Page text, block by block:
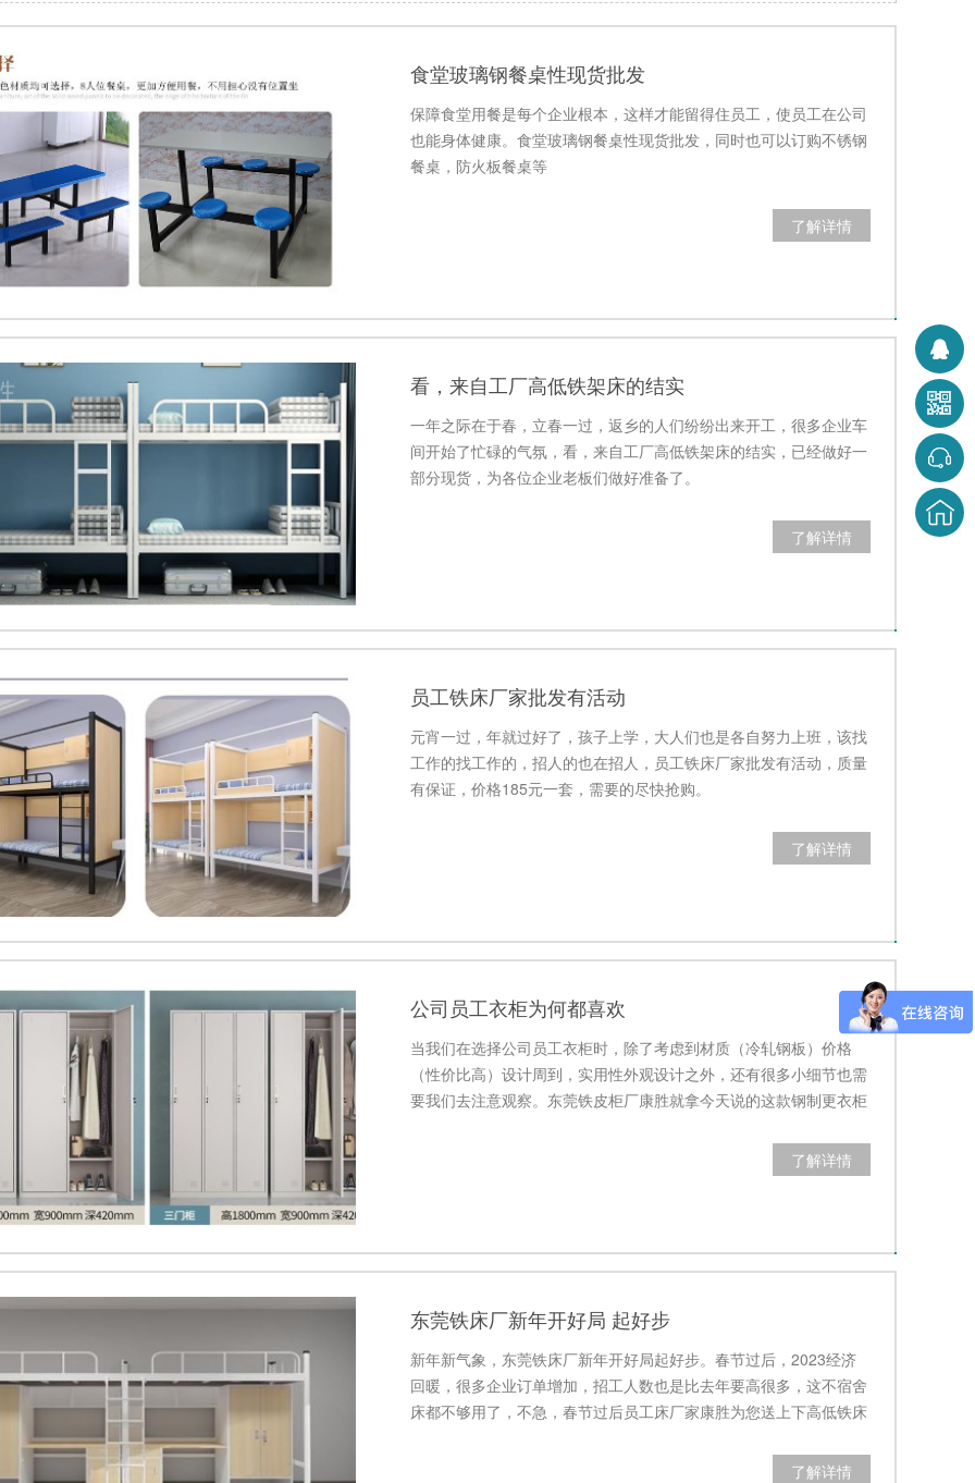
食堂玻璃钢餐桌性现货批发
保障食堂用餐是每个企业根本，这样才能留得住员工，使员工在公司
也能身体健康。食堂玻璃钢餐桌性现货批发，同时也可以订购不锈钢
餐桌，防火板餐桌等
了解详情
看，来自工厂高低铁架床的结实
一年之际在于春，立春一过，返乡的人们纷纷出来开工，很多企业车
间开始了忙碌的气氛，看，来自工厂高低铁架床的结实，已经做好一
部分现货，为各位企业老板们做好准备了。
了解详情
员工铁床厂家批发有活动
元宵一过，年就过好了，孩子上学，大人们也是各自努力上班，该找
工作的找工作的，招人的也在招人，员工铁床厂家批发有活动，质量
有保证，价格185元一套，需要的尽快抢购。
了解详情
公司员工衣柜为何都喜欢
当我们在选择公司员工衣柜时，除了考虑到材质（冷轧钢板）价格
（性价比高）设计周到，实用性外观设计之外，还有很多小细节也需
要我们去注意观察。东莞铁皮柜厂康胜就拿今天说的这款钢制更衣柜
了解详情
东莞铁床厂新年开好局 起好步
新年新气象，东莞铁床厂新年开好局起好步。春节过后，2023经济
回暖，很多企业订单增加，招工人数也是比去年要高很多，这不宿舍
床都不够用了，不急，春节过后员工床厂家康胜为您送上下高低铁床
了解详情